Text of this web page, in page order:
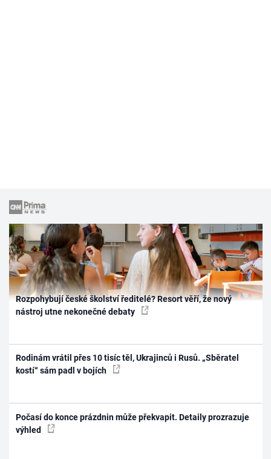
Rozpohybují české školství ředitelé? Resort věří, že nový
nástroj utne nekonečné debaty
Rodinám vrátil přes 10 tisíc těl, Ukrajinců i Rusů. „Sběratel
kostí“ sám padl v bojích
Počasí do konce prázdnin může překvapit. Detaily prozrazuje
výhled